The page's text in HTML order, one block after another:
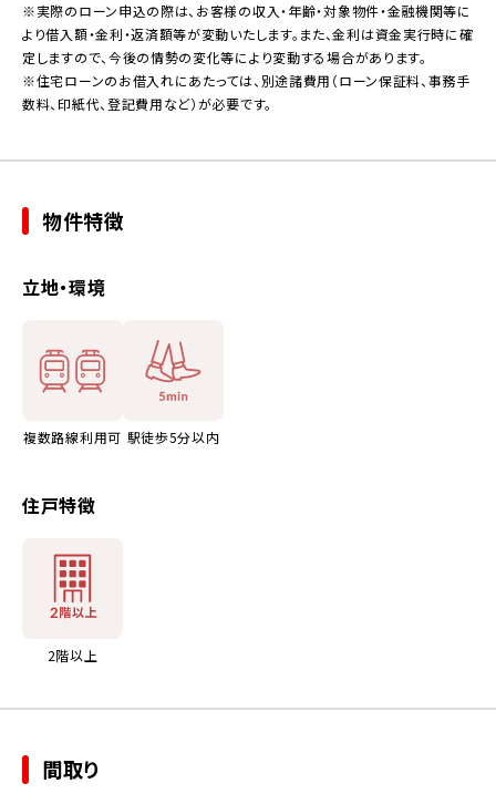
※実際のローン申込の際は、お客様の収入・年齢・対象物件・金融機関等に
より借入額・金利・返済額等が変動いたします。また、金利は資金実行時に確
定しますので、今後の情勢の変化等により変動する場合があります。
※住宅ローンのお借入れにあたっては、別途諸費用（ローン保証料、事務手
数料、印紙代、登記費用など）が必要です。
物件特徴
立地・環境
複数路線利用可 駅徒歩5分以内
住戸特徴
2階以上
間取り